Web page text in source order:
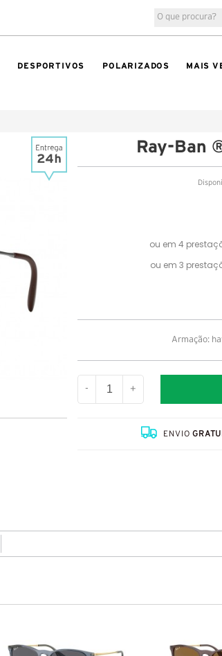
DESPORTIVOS POLARIZADOS MAIS
Ray-Ban
Armação:
- +
ENVIO